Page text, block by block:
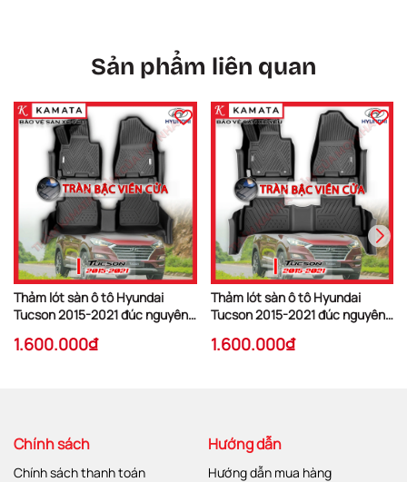
Sản phẩm liên quan
Thảm lót sàn ô tô Hyundai
Tucson 2015-2021 đúc nguyên
bộ/3 tấm)
1.600.000₫
Thảm lót sàn ô tô Hyundai
Tucson 2015-2021 đúc nguyên
bộ/3 tấm)
1.600.000₫
Chính sách
Chính sách thanh toán
Hướng dẫn
Hướng dẫn mua hàng